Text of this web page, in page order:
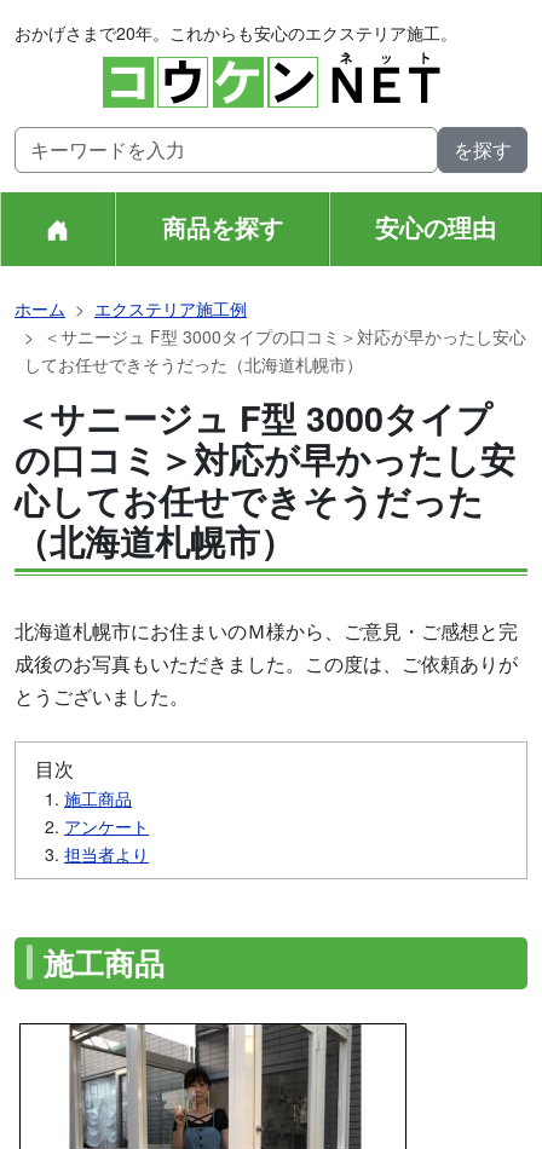
おかげさまで20年。これからも安心のエクステリア施工。
商品を探す 安心の理由
ホーム
エクステリア施工例
＜サニージュ F型 3000タイプの口コミ＞対応が早かったし安心
してお任せできそうだった（北海道札幌市）
＜サニージュ F型 3000タイプ
の口コミ＞対応が早かったし安
心してお任せできそうだった
（北海道札幌市）
北海道札幌市にお住まいのＭ様から、ご意見・ご感想と完
成後のお写真もいただきました。この度は、ご依頼ありが
とうございました。
目次
施工商品
アンケート
担当者より
施工商品